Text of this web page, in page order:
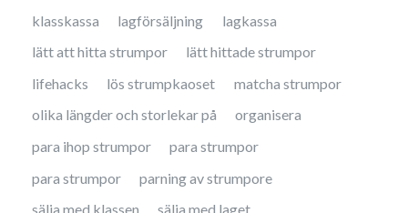
klasskassa
lagförsäljning
lagkassa
lätt att hitta strumpor
lätt hittade strumpor
lifehacks
lös strumpkaoset
matcha strumpor
olika längder och storlekar på
organisera
para ihop strumpor
para strumpor
para strumpor
parning av strumpore
sälja med klassen
sälja med laget